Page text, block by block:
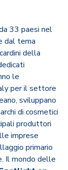
33 paesi nel
dal tema
della
le
per il settore
sviluppano
di cosmetici
produttori
imprese
primario
Il mondo delle